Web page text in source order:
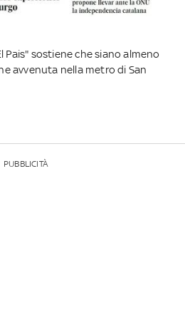
sostiene che siano almeno
avvenuta nella metro di San
PUBBLICITÀ